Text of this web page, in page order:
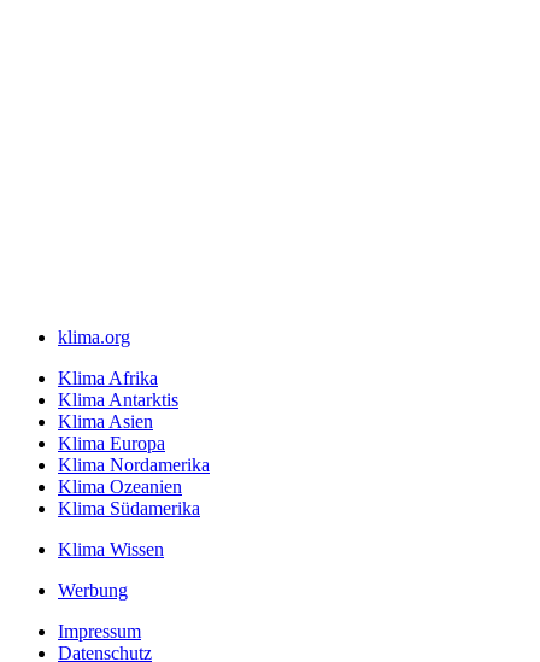
klima.org
Klima Afrika
Klima Antarktis
Klima Asien
Klima Europa
Klima Nordamerika
Klima Ozeanien
Klima Südamerika
Klima Wissen
Werbung
Impressum
Datenschutz